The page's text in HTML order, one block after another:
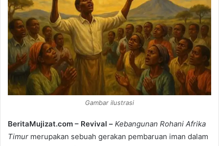
m
a
i
l
Gambar ilustrasi
BeritaMujizat.com – Revival – Kebangunan Rohani Afrika
Timur merupakan sebuah gerakan pembaruan iman dalam